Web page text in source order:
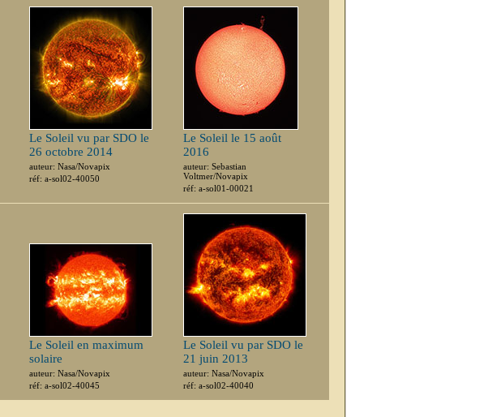
Le Soleil vu par SDO le
26 octobre 2014
auteur: Nasa/Novapix
réf: a-sol02-40050
Le Soleil le 15 août
2016
auteur: Sebastian
Voltmer/Novapix
réf: a-sol01-00021
Le Soleil en maximum
solaire
auteur: Nasa/Novapix
réf: a-sol02-40045
Le Soleil vu par SDO le
21 juin 2013
auteur: Nasa/Novapix
réf: a-sol02-40040